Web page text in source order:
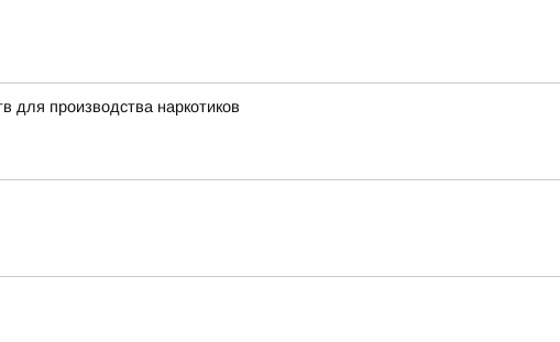
для производства наркотиков